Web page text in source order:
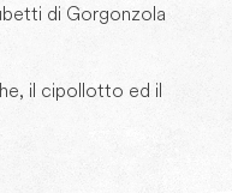
di Gorgonzola
il cipollotto ed il